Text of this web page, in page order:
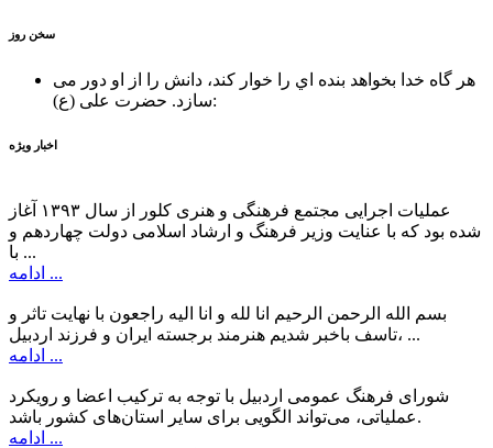
سخن روز
هر گاه خدا بخواهد بنده اي را خوار كند، دانش را از او دور می
سازد.حضرت علی (ع):
اخبار ویژه
عملیات اجرایی مجتمع فرهنگی و هنری کلور از سال ۱۳۹۳ آغاز
شده بود که با عنایت وزیر فرهنگ و ارشاد اسلامی دولت چهاردهم و
با ...
ادامه ...
بسم الله الرحمن الرحیم انا لله و انا الیه راجعون با نهایت تاثر و
تاسف باخبر شدیم هنرمند برجسته ایران و فرزند اردبیل، ...
ادامه ...
شورای فرهنگ عمومی اردبیل با توجه به ترکیب اعضا و رویکرد
عملیاتی، می‌تواند الگویی برای سایر استان‌های کشور باشد.
ادامه ...